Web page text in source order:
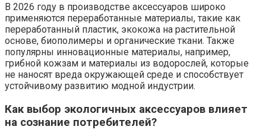
В 2026 году в производстве аксессуаров широко
применяются переработанные материалы, такие как
переработанный пластик, экокожа на растительной
основе, биополимеры и органические ткани. Также
популярны инновационные материалы, например,
грибной кожзам и материалы из водорослей, которые
не наносят вреда окружающей среде и способствует
устойчивому развитию модной индустрии.
Как выбор экологичных аксессуаров влияет
на сознание потребителей?